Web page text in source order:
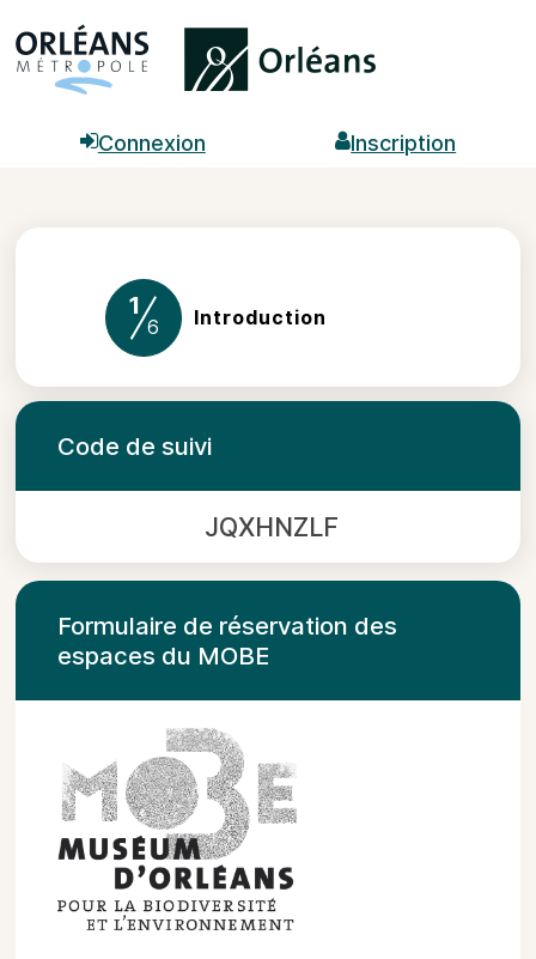
Connexion Inscription
Code de suivi
JQXHNZLF
1
6 Introduction
Formulaire de réservation des
espaces du MOBE